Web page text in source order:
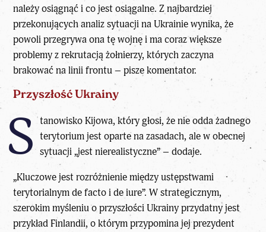
należy osiągnąć i co jest osiągalne. Z najbardziej
przekonujących analiz sytuacji na Ukrainie wynika, że
powoli przegrywa ona tę wojnę i ma coraz większe
problemy z rekrutacją żołnierzy, których zaczyna
brakować na linii frontu – pisze komentator.
Przyszłość Ukrainy
S tanowisko Kijowa, który głosi, że nie odda żadnego
terytorium jest oparte na zasadach, ale w obecnej
sytuacji „jest nierealistyczne” – dodaje.
„Kluczowe jest rozróżnienie między ustępstwami
terytorialnym de facto i de iure”. W strategicznym,
szerokim myśleniu o przyszłości Ukrainy przydatny jest
przykład Finlandii, o którym przypomina jej prezydent